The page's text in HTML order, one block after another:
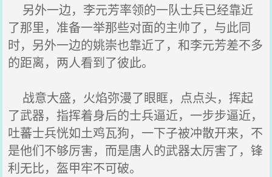
另外一边，李元芳率领的一队士兵已经靠近
了那里，准备一举那些对面的主帅了，与此同
时，另外一边的姚崇也靠近了，和李元芳差不多
的距离，两人看到了彼此。
战意大盛，火焰弥漫了眼眶，点点头，挥起
了武器，指挥着身后的士兵逼近，一步步逼近，
吐蕃士兵恍如土鸡瓦狗，一下子被冲散开来，不
是他们不够厉害，而是唐人的武器太厉害了，锋
利无比，盔甲牢不可破。